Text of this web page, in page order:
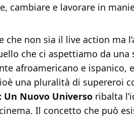
cambiare e lavorare in
che non sia il live action ma
che ci aspettiamo da una
afroamericano e
una pluralità di supereroi
Un Nuovo Universo ribalta
Il concetto che può